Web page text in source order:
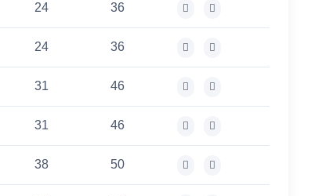
24 36
24 36
31 46
31 46
38 50